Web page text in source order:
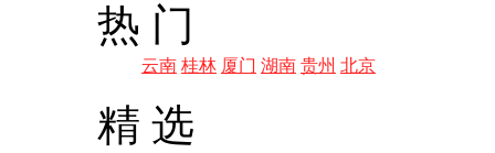
热 门
云南 桂林 厦门 湖南 贵州 北京
精 选